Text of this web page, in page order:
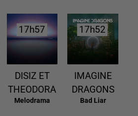
17h57
17h57
DISIZ ET
THEODORA
Melodrama
17h52
17h52
IMAGINE
DRAGONS
Bad Liar